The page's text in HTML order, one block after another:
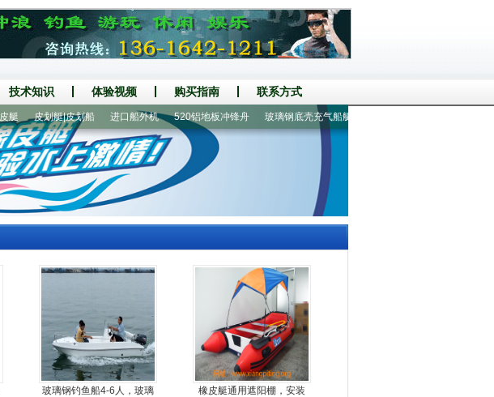
技术知识 体验视频 购买指南 联系方式
皮划艇|皮划船 进口船外机 520铝地板冲锋舟 玻璃钢底壳充气船艇 手摇螺旋桨推进器
玻璃钢钓鱼船4-6人，玻璃
橡皮艇通用遮阳棚，安装